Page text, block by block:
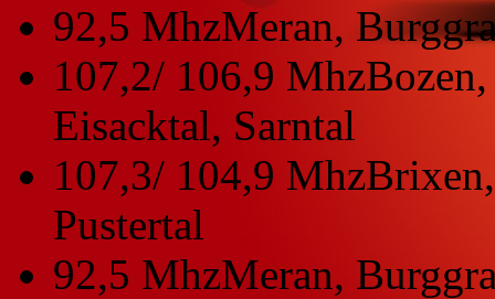
92,5 MhzMeran,
107,2/ 106,9 Mhz
Eisacktal, Sarntal
107,3/ 104,9 Mhz
Pustertal
92,5 MhzMeran,